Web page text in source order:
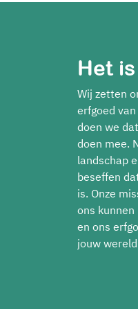
Het
Wij zetten
erfgoed
doen we
doen mee.
landschap
beseffen
is. Onze
ons
en ons
jouw